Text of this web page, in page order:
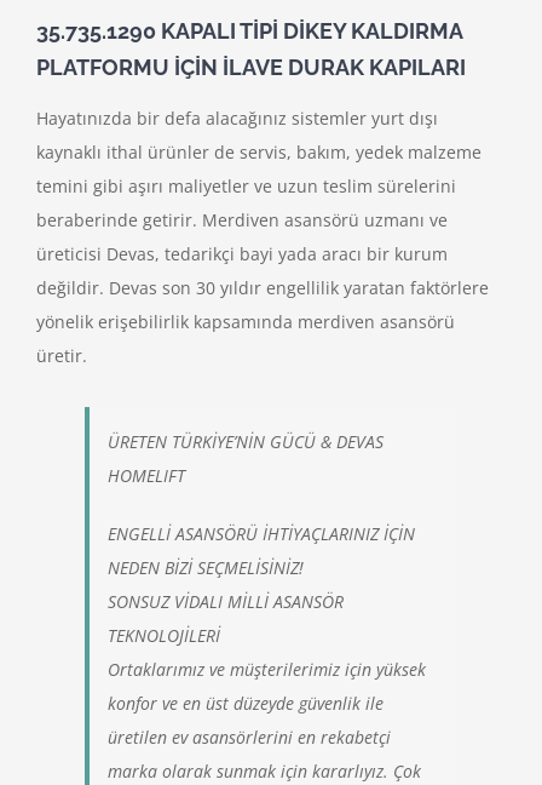
35.735.1290 KAPALI TİPİ DİKEY KALDIRMA
PLATFORMU İÇİN İLAVE DURAK KAPILARI
Hayatınızda bir defa alacağınız sistemler yurt dışı
kaynaklı ithal ürünler de servis, bakım, yedek malzeme
temini gibi aşırı maliyetler ve uzun teslim sürelerini
beraberinde getirir. Merdiven asansörü uzmanı ve
üreticisi Devas, tedarikçi bayi yada aracı bir kurum
değildir. Devas son 30 yıldır engellilik yaratan faktörlere
yönelik erişebilirlik kapsamında merdiven asansörü
üretir.
ÜRETEN TÜRKİYE’NİN GÜCÜ & DEVAS
HOMELIFT
ENGELLİ ASANSÖRÜ İHTİYAÇLARINIZ İÇİN
NEDEN BİZİ SEÇMELİSİNİZ!
SONSUZ VİDALI MİLLİ ASANSÖR
TEKNOLOJİLERİ
Ortaklarımız ve müşterilerimiz için yüksek
konfor ve en üst düzeyde güvenlik ile
üretilen ev asansörlerini en rekabetçi
marka olarak sunmak için kararlıyız. Çok